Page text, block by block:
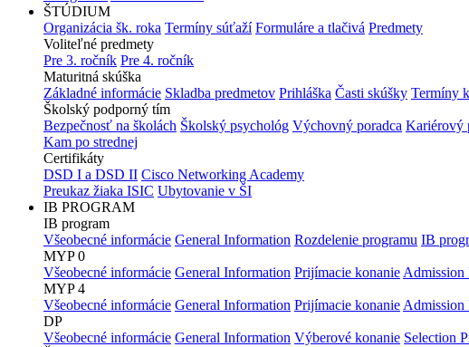
ŠTÚDIUM
Organizácia šk. roka Termíny súťaží Formuláre a tlačivá Predmety
Voliteľné predmety
Pre 3. ročník Pre 4. ročník
Maturitná skúška
Základné informácie Skladba predmetov Prihláška Časti skúšky Termíny
Školský podporný tím
Bezpečnosť na školách Školský psychológ Výchovný poradca Kariérový
Kam po strednej
Certifikáty
DSD I a DSD II Cisco Networking Academy
Preukaz žiaka ISIC Ubytovanie v ŠI
IB PROGRAM
IB program
Všeobecné informácie General Information Rozdelenie programu IB
MYP 0
Všeobecné informácie General Information Prijímacie konanie Admission
MYP 4
Všeobecné informácie General Information Prijímacie konanie Admission
DP
Všeobecné informácie General Information Výberové konanie Selection